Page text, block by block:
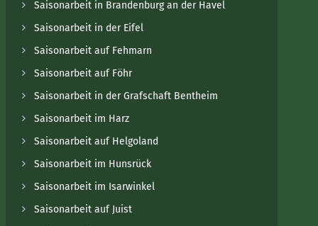
Saisonarbeit in Brandenburg an der Havel
Saisonarbeit in der Eifel
Saisonarbeit auf Fehmarn
Saisonarbeit auf Föhr
Saisonarbeit in der Grafschaft Bentheim
Saisonarbeit im Harz
Saisonarbeit auf Helgoland
Saisonarbeit im Hunsrück
Saisonarbeit im Isarwinkel
Saisonarbeit auf Juist